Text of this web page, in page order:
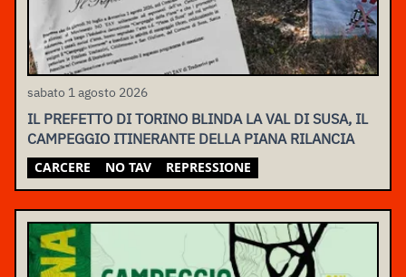
sabato 1 agosto 2026
IL PREFETTO DI TORINO BLINDA LA VAL DI SUSA, IL
CAMPEGGIO ITINERANTE DELLA PIANA RILANCIA
CARCERE NO TAV REPRESSIONE